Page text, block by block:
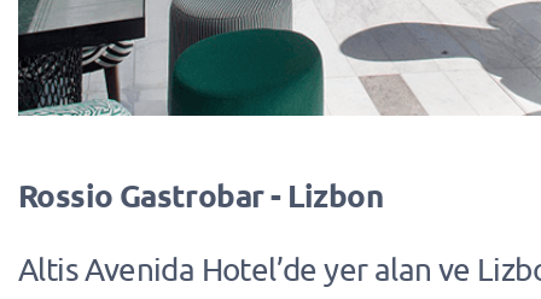
Rossio Gastrobar - Lizbon
Altis Avenida Hotel’de yer alan ve